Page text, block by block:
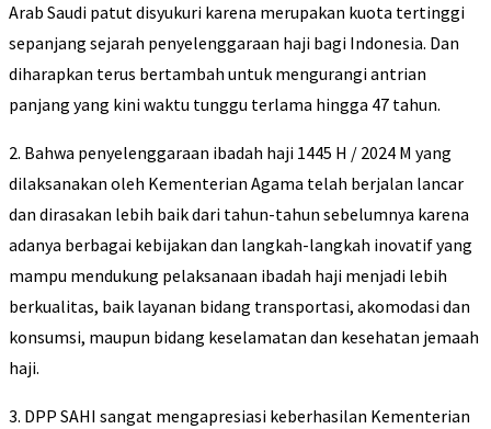
Arab Saudi patut disyukuri karena merupakan kuota tertinggi
sepanjang sejarah penyelenggaraan haji bagi Indonesia. Dan
diharapkan terus bertambah untuk mengurangi antrian
panjang yang kini waktu tunggu terlama hingga 47 tahun.
2. Bahwa penyelenggaraan ibadah haji 1445 H / 2024 M yang
dilaksanakan oleh Kementerian Agama telah berjalan lancar
dan dirasakan lebih baik dari tahun-tahun sebelumnya karena
adanya berbagai kebijakan dan langkah-langkah inovatif yang
mampu mendukung pelaksanaan ibadah haji menjadi lebih
berkualitas, baik layanan bidang transportasi, akomodasi dan
konsumsi, maupun bidang keselamatan dan kesehatan jemaah
haji.
3. DPP SAHI sangat mengapresiasi keberhasilan Kementerian